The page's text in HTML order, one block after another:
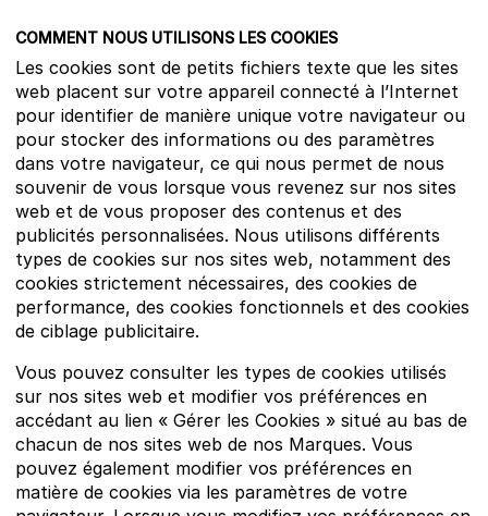
COMMENT NOUS UTILISONS LES COOKIES
Les cookies sont de petits fichiers texte que les sites
web placent sur votre appareil connecté à l’Internet
pour identifier de manière unique votre navigateur ou
pour stocker des informations ou des paramètres
dans votre navigateur, ce qui nous permet de nous
souvenir de vous lorsque vous revenez sur nos sites
web et de vous proposer des contenus et des
publicités personnalisées. Nous utilisons différents
types de cookies sur nos sites web, notamment des
cookies strictement nécessaires, des cookies de
performance, des cookies fonctionnels et des cookies
de ciblage publicitaire.
Vous pouvez consulter les types de cookies utilisés
sur nos sites web et modifier vos préférences en
accédant au lien « Gérer les Cookies » situé au bas de
chacun de nos sites web de nos Marques. Vous
pouvez également modifier vos préférences en
matière de cookies via les paramètres de votre